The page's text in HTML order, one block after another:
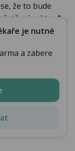
že to bude
u kter�...
je nutné
a zabere